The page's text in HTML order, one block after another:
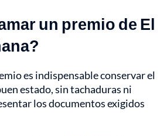
un premio de El
es indispensable conservar el
estado, sin tachaduras ni
los documentos exigidos